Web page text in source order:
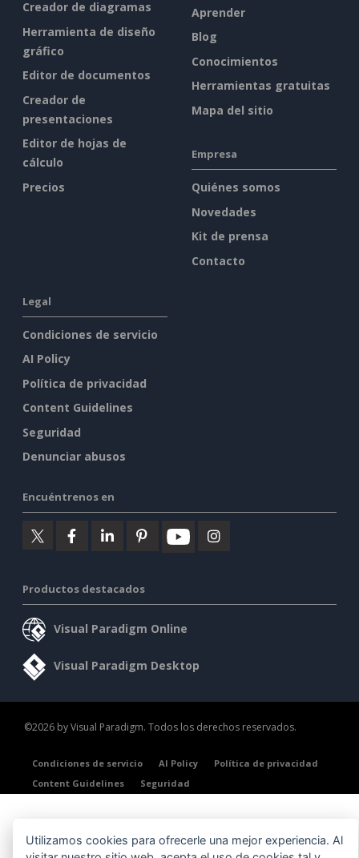
Creador de diagramas
Herramienta de diseño
gráfico
Editor de documentos
Creador de
presentaciones
Editor de hojas de
cálculo
Precios
Aprender
Blog
Conocimientos
Herramientas gratuitas
Mapa del sitio
Empresa
Quiénes somos
Novedades
Kit de prensa
Contacto
Legal
Condiciones de servicio
AI Policy
Política de privacidad
Content Guidelines
Seguridad
Denunciar abusos
Encuéntrenos en
Productos destacados
Visual Paradigm Online
Visual Paradigm Desktop
©2026 by Visual Paradigm. Todos los derechos reservados.
Condiciones de servicio AI Policy
Política de privacidad
Content Guidelines
Seguridad
Utilizamos cookies para ofrecerle una mejor experiencia. Al